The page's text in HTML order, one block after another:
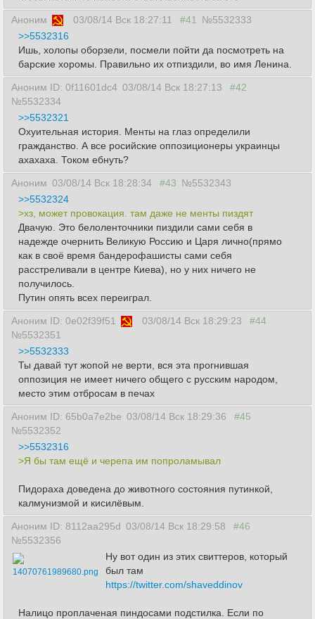
Аноним 03/08/14 Вск 18:27:11 #41
№5532333
>>5532316
Ишь, холопы оборзели, посмели пойти да посмотреть на
барские хоромы. Правильно их отпиздили, во имя Ленина.
Аноним ID: 0f11601dc4 03/08/14 Вск 18:27:13
#42
№5532334
>>5532321
Охуительная история. Менты на глаз определили
гражданство. А все росийские оппозиционеры украинцы
ахахаха. Током ебнуть?
Аноним 03/08/14 Вск 18:28:34 #43 №5532343
>>5532324
>хз, может провокация. там даже не менты пиздят
Двачую. Это белоленточники пиздили сами себя в
надежде очернить Великую Россию и Царя лично(прямо
как в своё время бандерофашисты сами себя
расстреливали в центре Киева), но у них ничего не
получилось.
Путин опять всех переиграл.
Аноним ID: 0e02f39f51 03/08/14 Вск 18:29:23
#44
№5532351
>>5532333
Ты давай тут жопой не верти, вся эта прогнившая
оппозиция не имеет ничего общего с русским народом,
место этим отбросам в печах
Аноним ID: 65b0a7e2be 03/08/14 Вск 18:29:36
#45
№5532352
>>5532316
>Я бы там ещё и черепа им попроламывал
Пидораха доведена до животного состояния пyтинкой,
калмунизмой и кисилёвым.
Аноним ID: 8112aa295d 03/08/14 Вск 18:29:58
#46
№5532356
14070761989680.png
Ну вот один из этих свиттеров, который
был там
https://twitter.com/shaveddinov
Налицо проплаченая пиндосами подстилка. Если по